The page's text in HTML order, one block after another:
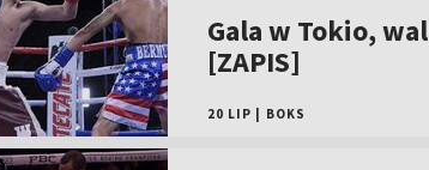
Gala w Tokio,
[ZAPIS]
20 LIP BOKS